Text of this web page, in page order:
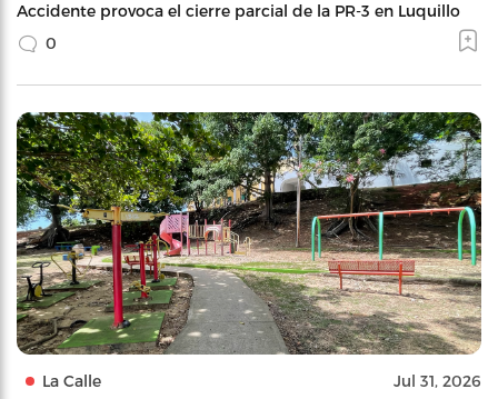
Accidente provoca el cierre parcial de la PR-3 en Luquillo
0
La Calle Jul 31, 2026